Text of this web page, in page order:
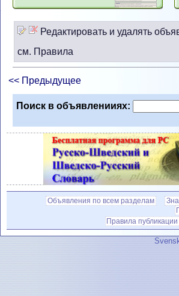
Редактировать и удалять
см. Правила
<< Предыдущее
Поиск в объявленииях:
Объявления по всем разделам
Правила публикации